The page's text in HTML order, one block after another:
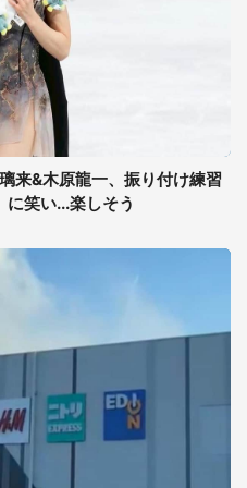
来&木原龍一、振り付け練習
笑い...楽しそう